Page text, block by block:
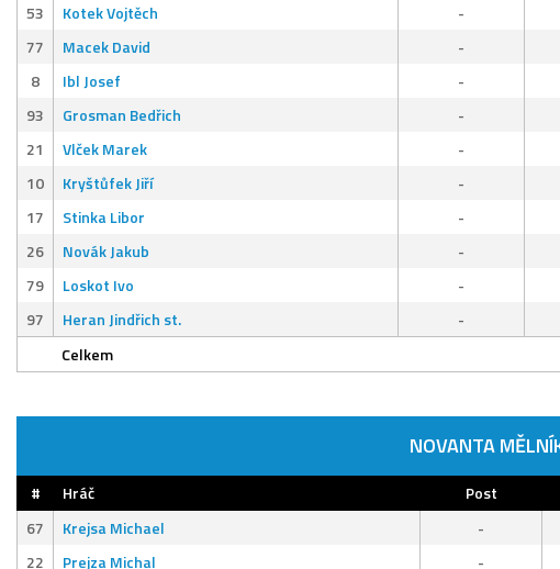
53
Kotek Vojtěch -
77
Macek David -
8
Ibl Josef -
93
Grosman Bedřich -
21
Vlček Marek -
10
Kryštůfek Jiří -
17
Stinka Libor -
26
Novák Jakub -
79
Loskot Ivo -
97
Heran Jindřich st. -
Celkem
NOVANTA
# Hráč Post
67
Krejsa Michael -
22
Prejza Michal -